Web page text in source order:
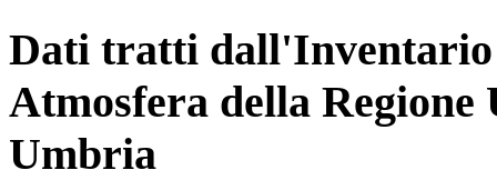
Dati tratti dall'Inventario
Atmosfera della
Umbria